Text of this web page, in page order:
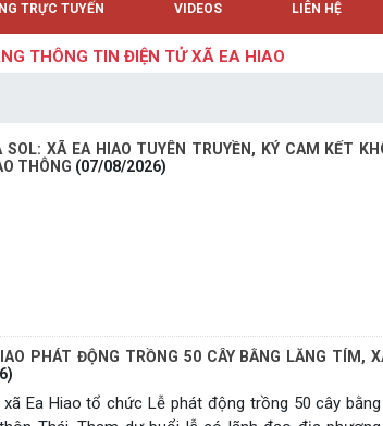
TRỰC TUYẾN VIDEOS LIÊN HỆ
TIN ĐIỆN TỬ XÃ EA HIAO
XÃ EA HIAO TUYÊN TRUYỀN, KÝ CAM KẾT
THÔNG (07/08/2026)
PHÁT ĐỘNG TRỒNG 50 CÂY BẰNG LĂNG TÍM,
Ea Hiao tổ chức Lễ phát động trồng 50 cây